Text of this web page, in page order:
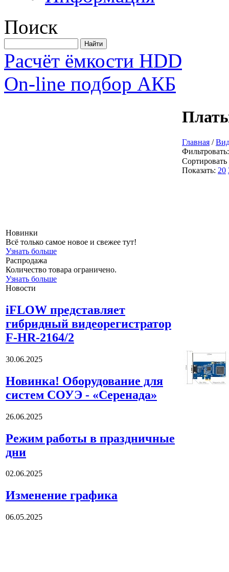
Поиск
Расчёт ёмкости HDD
On-line подбор АКБ
Новинки
Всё только самое новое и свежее тут!
Узнать больше
Распродажа
Количество товара ограничено.
Узнать больше
Новости
iFLOW представляет
гибридный видеорегистратор
F-HR-2164/2
30.06.2025
Новинка! Оборудование для
систем СОУЭ - «Серенада»
26.06.2025
Режим работы в праздничные
дни
02.06.2025
Изменение графика
06.05.2025
Главная /
Фильтровать:
Показать: 20